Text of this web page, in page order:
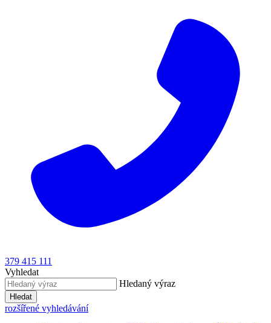
379 415 111
Vyhledat
Hledaný výraz
Hledat
rozšířené vyhledávání